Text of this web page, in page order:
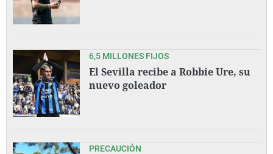
6,5 MILLONES FIJOS
El Sevilla recibe a Robbie Ure, su
nuevo goleador
PRECAUCIÓN